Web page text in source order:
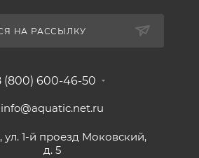
НА РАССЫЛКУ
(800) 600-46-50
info@aquatic.net.ru
ул. 1-й проезд Моковский,
д. 5